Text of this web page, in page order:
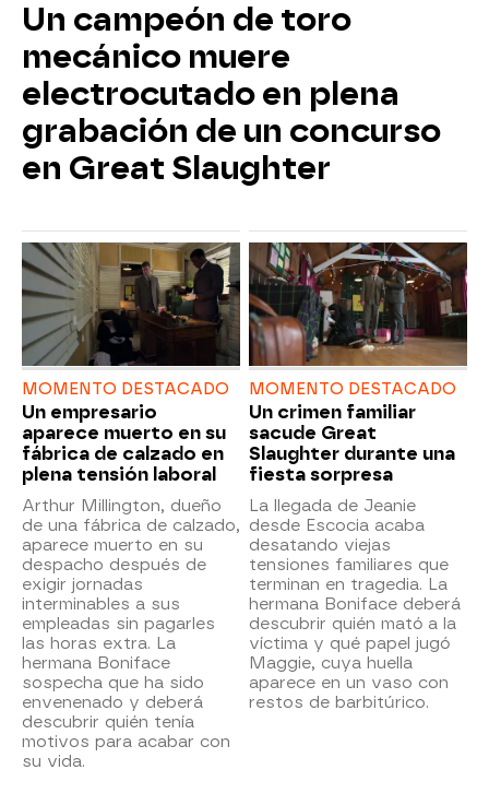
Un campeón de toro
mecánico muere
electrocutado en plena
grabación de un concurso
en Great Slaughter
MOMENTO DESTACADO
Un empresario
aparece muerto en su
fábrica de calzado en
plena tensión laboral
Arthur Millington, dueño
de una fábrica de calzado,
aparece muerto en su
despacho después de
exigir jornadas
interminables a sus
empleadas sin pagarles
las horas extra. La
hermana Boniface
sospecha que ha sido
envenenado y deberá
descubrir quién tenía
motivos para acabar con
su vida.
MOMENTO DESTACADO
Un crimen familiar
sacude Great
Slaughter durante una
fiesta sorpresa
La llegada de Jeanie
desde Escocia acaba
desatando viejas
tensiones familiares que
terminan en tragedia. La
hermana Boniface deberá
descubrir quién mató a la
víctima y qué papel jugó
Maggie, cuya huella
aparece en un vaso con
restos de barbitúrico.